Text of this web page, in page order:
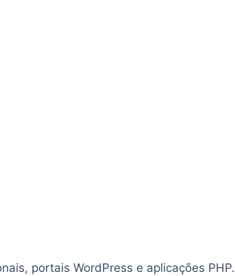
portais WordPress e aplicações PHP.